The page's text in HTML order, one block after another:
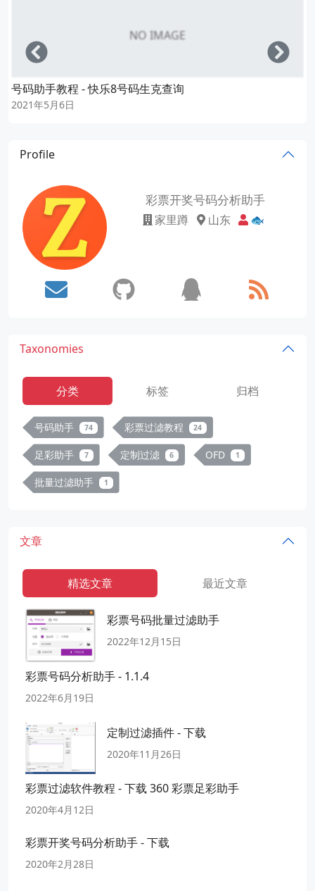
NO IMAGE
号码助手教程 - 快乐8号码生克查询
2021年5月6日
Left
Profile
彩票开奖号码分析助手
家里蹲 山东 🐟
Taxonomies
分类 标签 归档
号码助手 74 彩票过滤教程 24
足彩助手 7 定制过滤 6 OFD 1
批量过滤助手 1
文章
精选文章 最近文章
彩票号码批量过滤助手
2022年12月15日
彩票号码分析助手 - 1.1.4
2022年6月19日
定制过滤插件 - 下载
2020年11月26日
彩票过滤软件教程 - 下载 360 彩票足彩助手
2020年4月12日
彩票开奖号码分析助手 - 下载
2020年2月28日